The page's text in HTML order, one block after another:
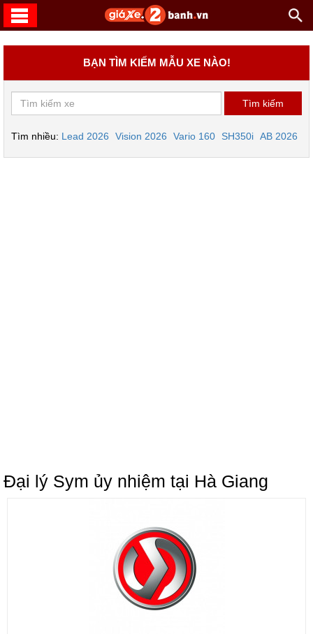
BẠN TÌM KIẾM MẪU XE NÀO!
Tìm nhiều: Lead 2026 Vision 2026 Vario 160 SH350i AB 2026
Đại lý Sym ủy nhiệm tại Hà Giang